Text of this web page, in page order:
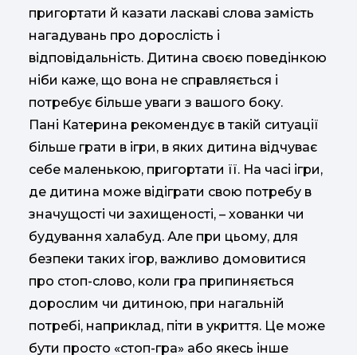
пригортати й казати ласкаві слова замість
нагадувань про дорослість і
відповідальність. Дитина своєю поведінкою
ніби каже, що вона не справляється і
потребує більше уваги з вашого боку.
Пані Катерина рекомендує в такій ситуації
більше грати в ігри, в яких дитина відчуває
себе маленькою, пригортати її. На часі ігри,
де дитина може відіграти свою потребу в
значущості чи захищеності, – хованки чи
будування халабуд. Але при цьому, для
безпеки таких ігор, важливо домовитися
про стоп-слово, коли гра припиняється
дорослим чи дитиною, при нагальній
потребі, наприклад, піти в укриття. Це може
бути просто «стоп-гра» або якесь інше